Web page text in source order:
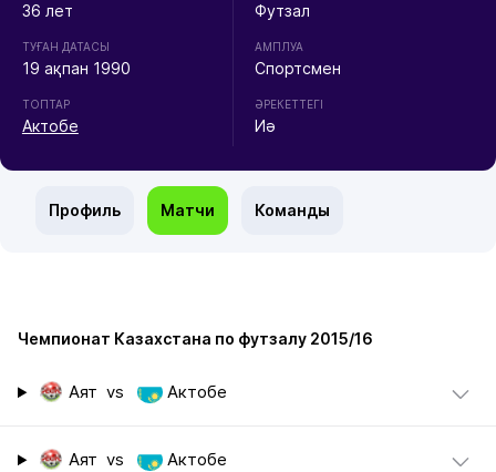
36 лет
ТУҒАН ДАТАСЫ
19 ақпан 1990
ТОПТАР
Актобе
Футзал
АМПЛУА
Спортсмен
ӘРЕКЕТТЕГІ
Иә
Профиль Матчи Команды
Чемпионат Казахстана по футзалу 2015/16
Аят vs Актобе
Аят vs Актобе